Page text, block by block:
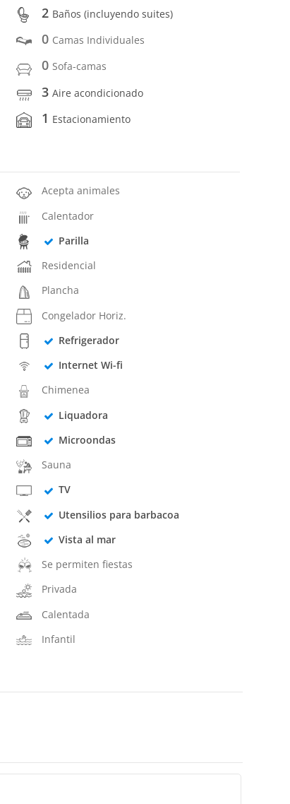
2 Baños (incluyendo suites)
0 Camas Individuales
0 Sofa-camas
3Aire acondicionado
1 Estacionamiento
Acepta animales
Calentador
Parilla
Residencial
Plancha
Congelador Horiz.
Refrigerador
Internet Wi-fi
Chimenea
Liquadora
Microondas
Sauna
TV
Utensilios para barbacoa
Vista al mar
Se permiten fiestas
Privada
Calentada
Infantil